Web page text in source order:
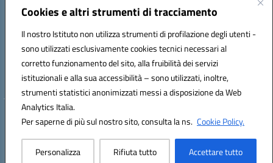
Cookies e altri strumenti di tracciamento
Il nostro Istituto non utilizza strumenti di profilazione degli utenti -
sono utilizzati esclusivamente cookies tecnici necessari al
corretto funzionamento del sito, alla fruibilità dei servizi
istituzionali e alla sua accessibilità – sono utilizzati, inoltre,
strumenti statistici anonimizzati messi a disposizione da Web
Analytics Italia.
Per saperne di più sul nostro sito, consulta la ns. Cookie Policy.
Personalizza Rifiuta tutto Accettare tutto
Corso Roma, 1 71100 FOGGIA (FG)
Codice meccanografico: FGPM03000E
Mail: FGPM03000E@istruzione.it - PEC:
FGPM03000E@pec.istruzione.it
Codice fiscale: 80002240713
Hosting & Powered by 3D Solution S.r.l.
Concept & Design by Designers Italia